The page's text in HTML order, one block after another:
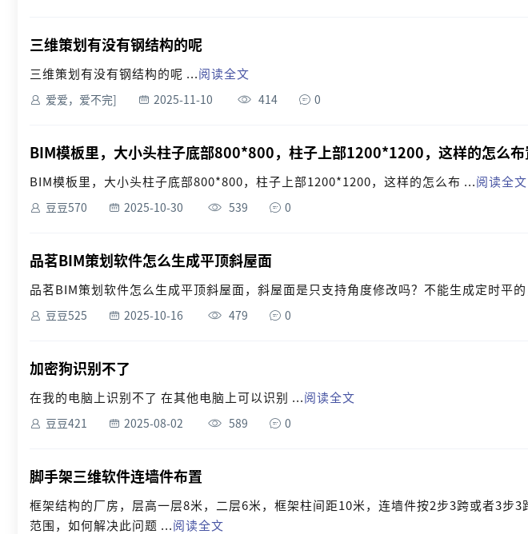
三维策划有没有钢结构的呢
三维策划有没有钢结构的呢 ...阅读全文
爱爱，爱不完] 2025-11-10 414 0
BIM模板里，大小头柱子底部800*800，柱子上部1200*1200，这样的怎么布
BIM模板里，大小头柱子底部800*800，柱子上部1200*1200，这样的怎么布 ...阅读全文
豆豆570 2025-10-30 539 0
品茗BIM策划软件怎么生成平顶斜屋面
品茗BIM策划软件怎么生成平顶斜屋面，斜屋面是只支持角度修改吗？不能生成定时平
豆豆525 2025-10-16 479 0
加密狗识别不了
在我的电脑上识别不了 在其他电脑上可以识别 ...阅读全文
豆豆421 2025-08-02 589 0
脚手架三维软件连墙件布置
框架结构的厂房，层高一层8米，二层6米，框架柱间距10米，连墙件按2步3跨或者3步
范围，如何解决此问题 ...阅读全文